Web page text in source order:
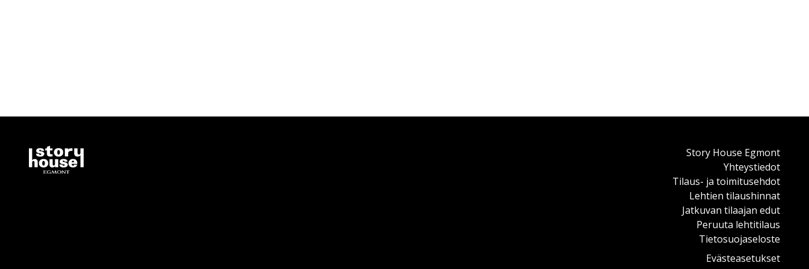
Story House Egmont
Yhteystiedot
Tilaus- ja toimitusehdot
Lehtien tilaushinnat
Jatkuvan tilaajan edut
Peruuta lehtitilaus
Tietosuojaseloste
Evästeasetukset